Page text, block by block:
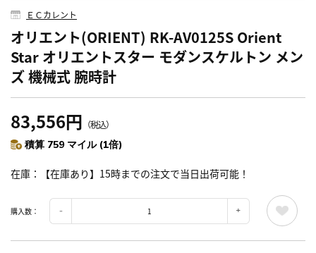
ＥＣカレント
オリエント(ORIENT) RK-AV0125S Orient
Star オリエントスター モダンスケルトン メン
ズ 機械式 腕時計
83,556円 （税込）
積算 759 マイル (1倍)
在庫 【在庫あり】15時までの注文で当日出荷可能！
購入数：